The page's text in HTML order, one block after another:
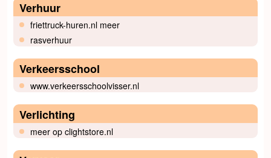
Verhuur
friettruck-huren.nl meer
rasverhuur
Verkeersschool
www.verkeersschoolvisser.nl
Verlichting
meer op clightstore.nl